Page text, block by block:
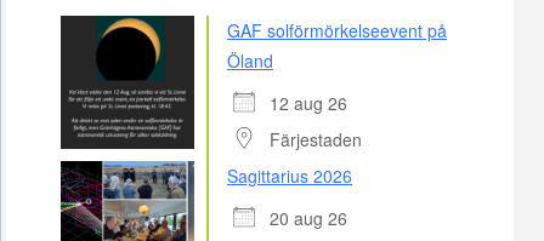
GAF solförmörkelseevent på
Öland
12 aug 26
Färjestaden
Sagittarius 2026
20 aug 26